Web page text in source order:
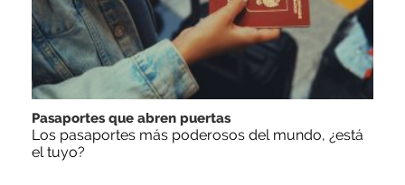
Pasaportes que abren puertas
Los pasaportes más poderosos del mundo, ¿está
el tuyo?